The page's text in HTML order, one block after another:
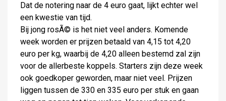
Dat de notering naar de 4 euro gaat, lijkt echter wel
een kwestie van tijd.
Bij jong rosÃ© is het niet veel anders. Komende
week worden er prijzen betaald van 4,15 tot 4,20
euro per kg, waarbij de 4,20 alleen bestemd zal zijn
voor de allerbeste koppels. Starters zijn deze week
ook goedkoper geworden, maar niet veel. Prijzen
liggen tussen de 330 en 335 euro per stuk en gaan